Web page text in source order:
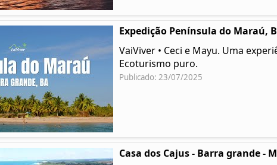
Expedição Península do Maraú,
VaiViver • Ceci e Mayu. Uma
Ecoturismo puro.
Publicado: 23/07/2025
Casa dos Cajus - Barra grande -